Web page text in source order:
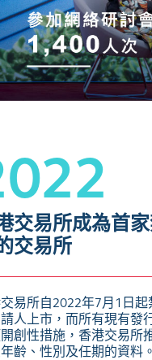
交易所成為首
交易所
易所自2022年7月1日
人上市，而所有現有發
創性措施，香港交易所
齡、性別及任期的資料。